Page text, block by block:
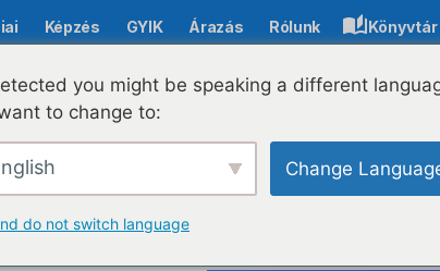
Képzés GYIK Árazás Rólunk Könyvtár
2025 gála
you might be speaking a different
to change to:
Change
do not switch language